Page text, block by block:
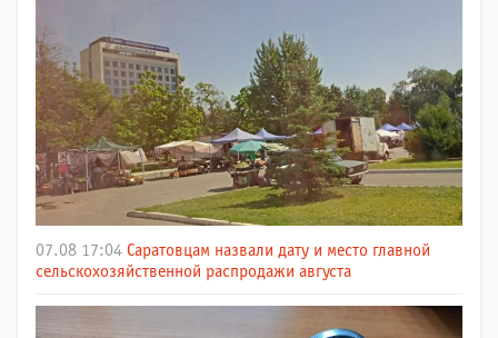
07.08 17:04 Саратовцам назвали дату и место главной
сельскохозяйственной распродажи августа